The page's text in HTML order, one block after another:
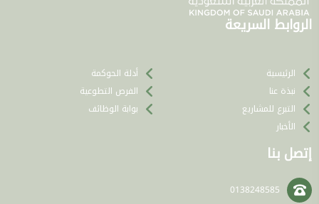
الروابط السريعة
الرئيسية
نبذة عنا
التبرع للمشاريع
الأخبار
أدلة الحوكمة
الفرص التطوعية
بوابة الوظائف
إتصل بنا
0138248585